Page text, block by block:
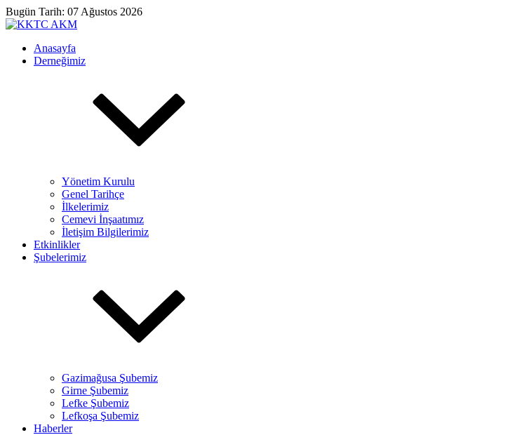
Bugün Tarih: 07 Ağustos 2026
Anasayfa
Derneğimiz
Yönetim Kurulu
Genel Tarihçe
İlkelerimiz
Cemevi İnşaatımız
İletişim Bilgilerimiz
Etkinlikler
Şubelerimiz
Gazimağusa Şubemiz
Girne Şubemiz
Lefke Şubemiz
Lefkoşa Şubemiz
Haberler